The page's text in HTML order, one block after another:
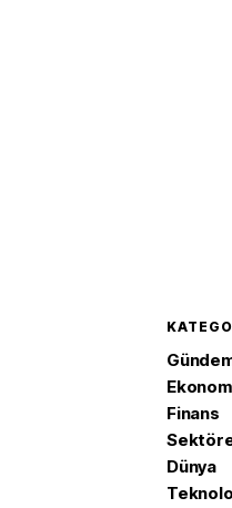
Finans
Dünya